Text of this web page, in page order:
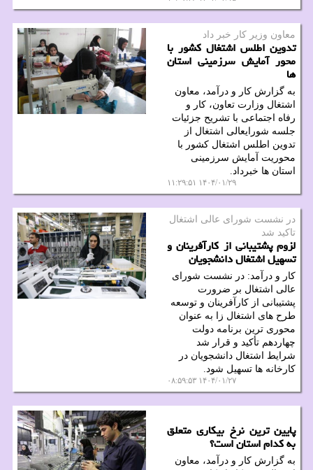
معاون وزیر كار خبر داد
تدوین اطلس اشتغال کشور با
محور آمایش سرزمینی استان
ها
به گزارش کار و درآمد، معاون
اشتغال وزارت تعاون، کار و
رفاه اجتماعی با تشریح جزئیات
جلسه شورایعالی اشتغال از
تدوین اطلس اشتغال کشور با
محوریت آمایش سرزمینی
استان ها خبرداد.
۱۴۰۴/۰۱/۲۹ ۱۱:۲۹:۵۱
در نشست شورای عالی اشتغال
تاكید شد
لزوم پشتیبانی از کارآفرینان و
تسهیل اشتغال دانشجویان
کار و درآمد: در نشست شورای
عالی اشتغال بر ضرورت
پشتیبانی از کارآفرینان و توسعه
طرح های اشتغال زا به عنوان
محوری ترین برنامه دولت
چهاردهم تأکید و قرار شد
شرایط اشتغال دانشجویان در
کارخانه ها تسهیل شود.
۱۴۰۴/۰۱/۲۷ ۰۸:۵۹:۵۳
پایین ترین نرخ بیکاری متعلق
به کدام استان است؟
به گزارش کار و درآمد، معاون